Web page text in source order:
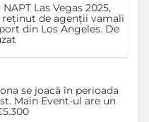
Las Vegas 2025,
reținut de agenții vamali
din Los Angeles. De
se joacă în perioada
Main Event-ul are un